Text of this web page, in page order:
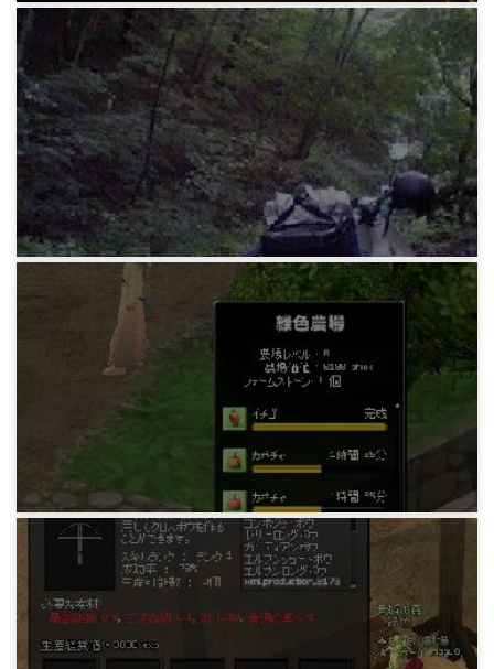
マビノギ日記
一ヶ月かけて農場10にしたお話
14年前
マビノギ日記
物見遊山にINしたらボコられたお話(L)
14年前
マビノギ日記
農場をちんたらやっている日記